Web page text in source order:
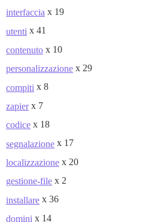
interfaccia x 19
utenti x 41
contenuto x 10
personalizzazione x 29
compiti x 8
zapier x 7
codice x 18
segnalazione x 17
localizzazione x 20
gestione-file x 2
installare x 36
domini x 14